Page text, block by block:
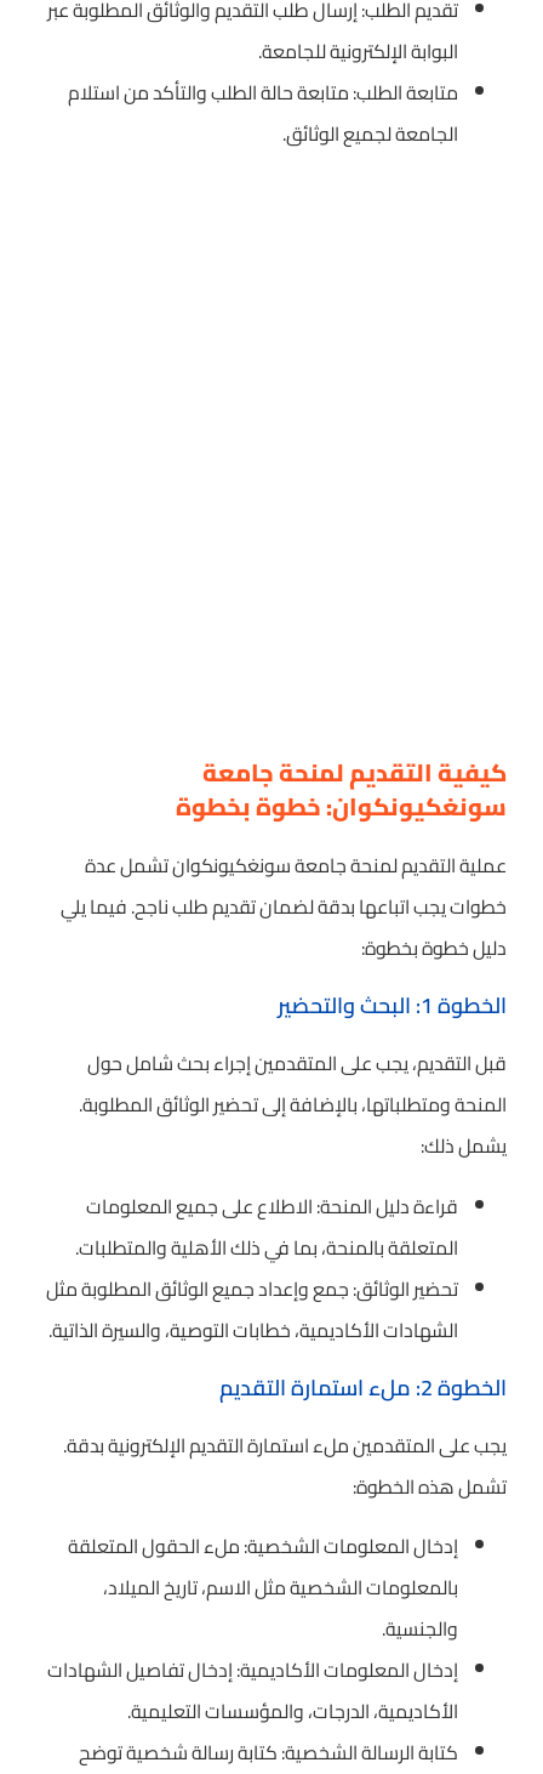
تقديم الطلب: إرسال طلب التقديم والوثائق المطلوبة عبر
البوابة الإلكترونية للجامعة.
متابعة الطلب: متابعة حالة الطلب والتأكد من استلام
الجامعة لجميع الوثائق.
كيفية التقديم لمنحة جامعة
سونغكيونكوان: خطوة بخطوة
عملية التقديم لمنحة جامعة سونغكيونكوان تشمل عدة
خطوات يجب اتباعها بدقة لضمان تقديم طلب ناجح. فيما يلي
دليل خطوة بخطوة:
الخطوة 1: البحث والتحضير
قبل التقديم، يجب على المتقدمين إجراء بحث شامل حول
المنحة ومتطلباتها، بالإضافة إلى تحضير الوثائق المطلوبة.
يشمل ذلك:
قراءة دليل المنحة: الاطلاع على جميع المعلومات
المتعلقة بالمنحة، بما في ذلك الأهلية والمتطلبات.
تحضير الوثائق: جمع وإعداد جميع الوثائق المطلوبة مثل
الشهادات الأكاديمية، خطابات التوصية، والسيرة الذاتية.
الخطوة 2: ملء استمارة التقديم
يجب على المتقدمين ملء استمارة التقديم الإلكترونية بدقة.
تشمل هذه الخطوة:
إدخال المعلومات الشخصية: ملء الحقول المتعلقة
بالمعلومات الشخصية مثل الاسم، تاريخ الميلاد،
والجنسية.
إدخال المعلومات الأكاديمية: إدخال تفاصيل الشهادات
الأكاديمية، الدرجات، والمؤسسات التعليمية.
كتابة الرسالة الشخصية: كتابة رسالة شخصية توضح